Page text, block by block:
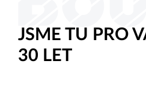
JSME TU PRO
30 LET